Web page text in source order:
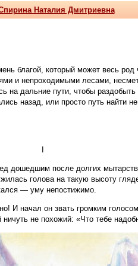
Наталия Дмитриевна
благой, который может весь
и непроходимыми лесами,
дальние пути, чтобы
назад, или просто путь найти
I
после долгих
голова на такую высоту
— уму непостижимо.
И начал он звать громким
ничуть не похожий: «Что тебе